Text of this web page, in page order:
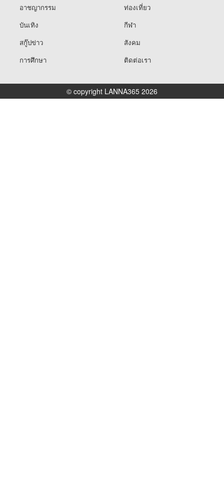
อาชญากรรม
ท่องเที่ยว
บันเทิง
กีฬา
สกู๊ปข่าว
สังคม
การศึกษา
ติดต่อเรา
© copyright LANNA365 2026